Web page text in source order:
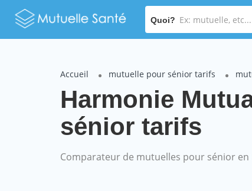
Quoi?
Accueil mutuelle pour sénior tarifs
Harmonie
sénior tarifs
Comparateur de mutuelles pour sénior en